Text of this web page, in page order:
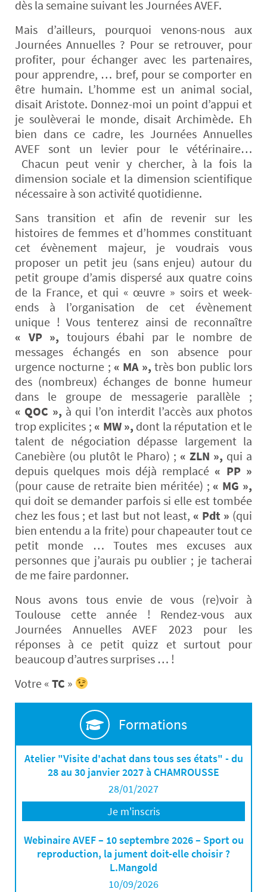
dès la semaine suivant les Journées AVEF.
Mais d’ailleurs, pourquoi venons-nous aux
Journées Annuelles ? Pour se retrouver, pour
profiter, pour échanger avec les partenaires,
pour apprendre, … bref, pour se comporter en
être humain. L’homme est un animal social,
disait Aristote. Donnez-moi un point d’appui et
je soulèverai le monde, disait Archimède. Eh
bien dans ce cadre, les Journées Annuelles
AVEF sont un levier pour le vétérinaire…
Chacun peut venir y chercher, à la fois la
dimension sociale et la dimension scientifique
nécessaire à son activité quotidienne.
Sans transition et afin de revenir sur les
histoires de femmes et d’hommes constituant
cet évènement majeur, je voudrais vous
proposer un petit jeu (sans enjeu) autour du
petit groupe d’amis dispersé aux quatre coins
de la France, et qui « œuvre » soirs et week-
ends à l’organisation de cet évènement
unique ! Vous tenterez ainsi de reconnaître
« VP », toujours ébahi par le nombre de
messages échangés en son absence pour
urgence nocturne ; « MA », très bon public lors
des (nombreux) échanges de bonne humeur
dans le groupe de messagerie parallèle ;
« QOC », à qui l’on interdit l’accès aux photos
trop explicites ; « MW », dont la réputation et le
talent de négociation dépasse largement la
Canebière (ou plutôt le Pharo) ; « ZLN », qui a
depuis quelques mois déjà remplacé « PP »
(pour cause de retraite bien méritée) ; « MG »,
qui doit se demander parfois si elle est tombée
chez les fous ; et last but not least, « Pdt » (qui
bien entendu a la frite) pour chapeauter tout ce
petit monde … Toutes mes excuses aux
personnes que j’aurais pu oublier ; je tacherai
de me faire pardonner.
Nous avons tous envie de vous (re)voir à
Toulouse cette année ! Rendez-vous aux
Journées Annuelles AVEF 2023 pour les
réponses à ce petit quizz et surtout pour
beaucoup d’autres surprises … !
Votre « TC »
Formations
Atelier "Visite d'achat dans tous ses états" - du
28 au 30 janvier 2027 à CHAMROUSSE
28/01/2027
Je m'inscris
Webinaire AVEF – 10 septembre 2026 – Sport ou
reproduction, la jument doit-elle choisir ?
L.Mangold
10/09/2026